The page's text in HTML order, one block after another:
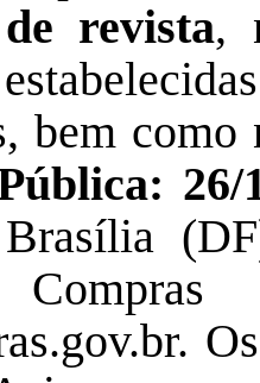
revista,
bem